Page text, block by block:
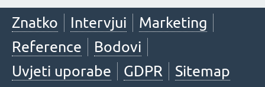
Znatko Intervjui
Marketing
Reference
Bodovi
Uvjeti uporabe
GDPR Sitemap